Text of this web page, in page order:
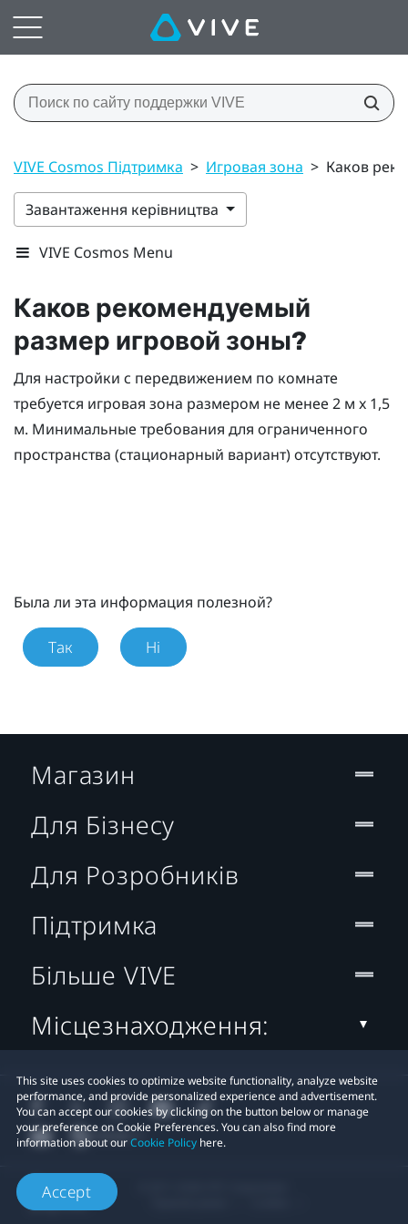
VIVE Cosmos Підтримка > Игровая зона > Каков
Завантаження керівництва
VIVE Cosmos Menu
Каков рекомендуемый
размер игровой зоны?
Для настройки с передвижением по комнате
требуется игровая зона размером не менее 2 м x 1,5
м. Минимальные требования для ограниченного
пространства (стационарный вариант) отсутствуют.
Была ли эта информация полезной?
Так Ні
This site uses cookies to optimize website functionality, analyze website
performance, and provide personalized experience and advertisement.
You can accept our cookies by clicking on the button below or manage
your preference on Cookie Preferences. You can also find more
information about ourCookie Policy here.
Accept
Магазин
Для Бізнесу
Для Розробників
Підтримка
Більше VIVE
Місцезнаходження: